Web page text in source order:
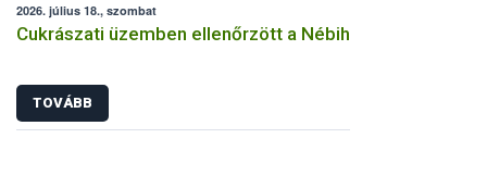
2026. július 18., szombat
Cukrászati üzemben ellenőrzött a Nébih
TOVÁBB